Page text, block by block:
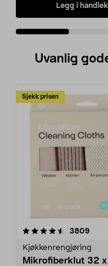
Legg i
Uvanlig
Sjekk prisen
3809
Kjøkkenrengjøring
Mikrofiberklut 32 x
4.5av 5 stjerner